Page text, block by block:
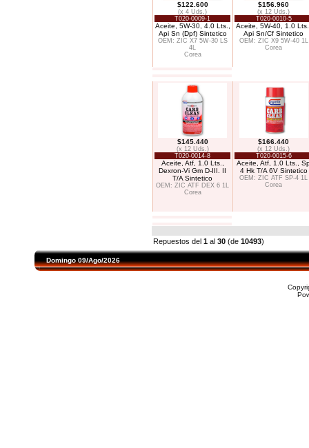
$122.600
(x 4 Uds.)
T020-0009-1
Aceite, 5W-30, 4.0 Lts.,
Api Sn (Dpf) Sintetico
OEM: ZIC X7 5W-30 LS
4L
Corea
$156.960
(x 12 Uds.)
T020-0010-5
Aceite, 5W-40, 1.0
Api Sn/Cf Sintetico
OEM: ZIC X9 5W-40 1L
Corea
$145.440
(x 12 Uds.)
T020-0014-8
Aceite, Atf, 1.0 Lts.,
Dexron-Vi Gm D-III. II
T/A Sintetico
OEM: ZIC ATF DEX 6 1L
Corea
$166.440
(x 12 Uds.)
T020-0015-6
Aceite, Atf, 1.0 Lts.,
4 Hk T/A 6V Sintetico
OEM: ZIC ATF SP-4 1L
Corea
Repuestos del 1 al 30 (de 10493)
Domingo 09/Ago/2026